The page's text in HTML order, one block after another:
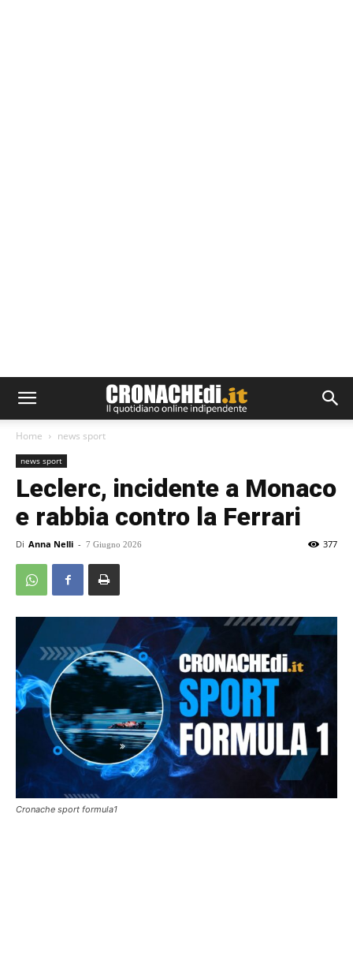
Home news sport
news sport
Leclerc, incidente a Monaco
e rabbia contro la Ferrari
Di Anna Nelli - 7 Giugno 2026 377
Cronache sport formula1